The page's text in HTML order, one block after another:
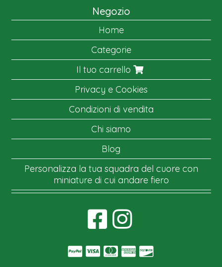
Negozio
Home
Categorie
Il tuo carrello
Privacy e Cookies
Condizioni di vendita
Chi siamo
Blog
Personalizza la tua squadra del cuore con
miniature di cui andare fiero